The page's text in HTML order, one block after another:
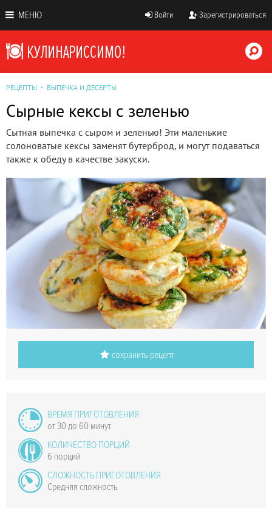
МЕНЮ Войти Зарегистрироваться
РЕЦЕПТЫ ВЫПЕЧКА И ДЕСЕРТЫ
Сырные кексы с зеленью
Сытная выпечка с сыром и зеленью! Эти маленькие
солоноватые кексы заменят бутерброд, и могут подаваться
также к обеду в качестве закуски.
сохранить рецепт
ВРЕМЯ ПРИГОТОВЛЕНИЯ
от 30 до 60 минут
КОЛИЧЕСТВО ПОРЦИЙ
6 порций
СЛОЖНОСТЬ ПРИГОТОВЛЕНИЯ
Средняя сложность